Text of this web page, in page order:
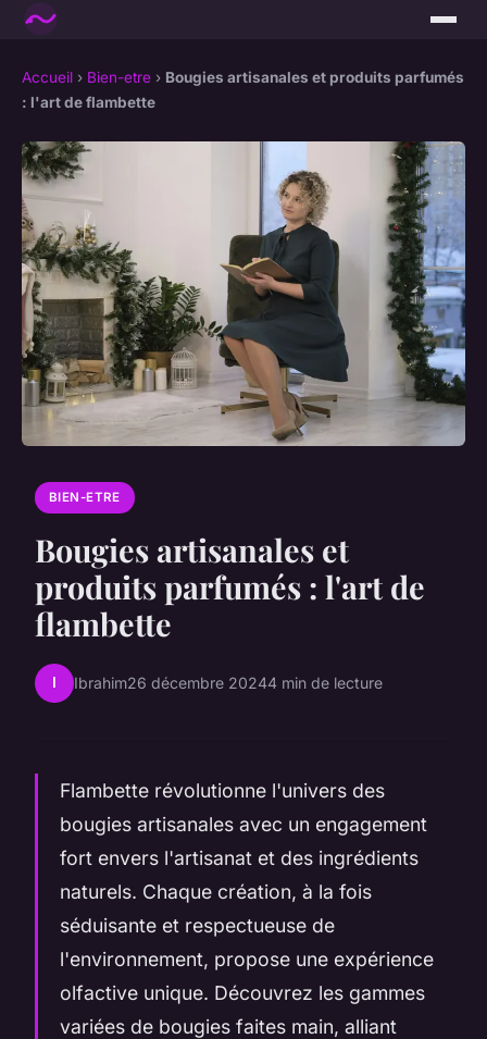
Accueil › Bien-etre › Bougies artisanales et produits parfumés
: l'art de flambette
BIEN-ETRE
Bougies artisanales et
produits parfumés : l'art de
flambette
I Ibrahim26 décembre 20244 min de lecture
Flambette révolutionne l'univers des
bougies artisanales avec un engagement
fort envers l'artisanat et des ingrédients
naturels. Chaque création, à la fois
séduisante et respectueuse de
l'environnement, propose une expérience
olfactive unique. Découvrez les gammes
variées de bougies faites main, alliant